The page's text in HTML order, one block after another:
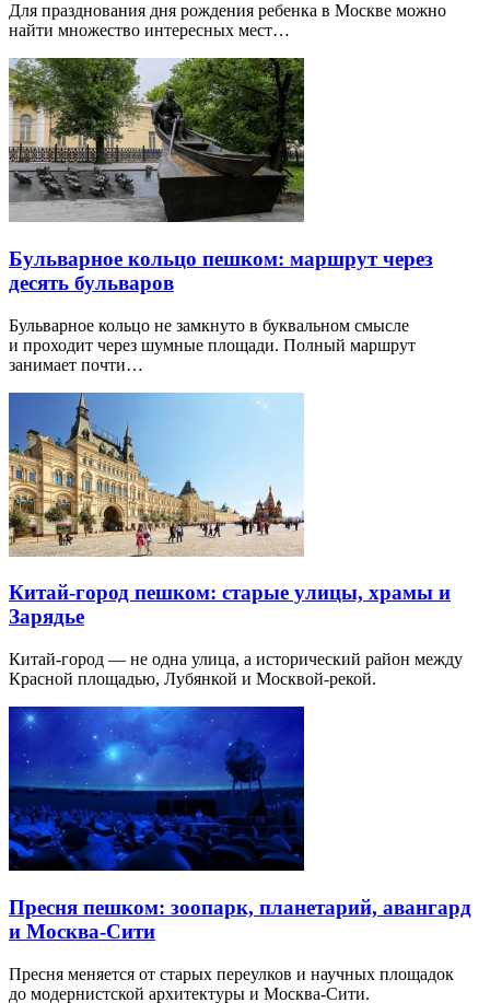
Для празднования дня рождения ребенка в Москве можно
найти множество интересных мест…
Бульварное кольцо пешком: маршрут через
десять бульваров
Бульварное кольцо не замкнуто в буквальном смысле
и проходит через шумные площади. Полный маршрут
занимает почти…
Китай-город пешком: старые улицы, храмы и
Зарядье
Китай-город — не одна улица, а исторический район между
Красной площадью, Лубянкой и Москвой-рекой.
Пресня пешком: зоопарк, планетарий, авангард
и Москва-Сити
Пресня меняется от старых переулков и научных площадок
до модернистской архитектуры и Москва-Сити.